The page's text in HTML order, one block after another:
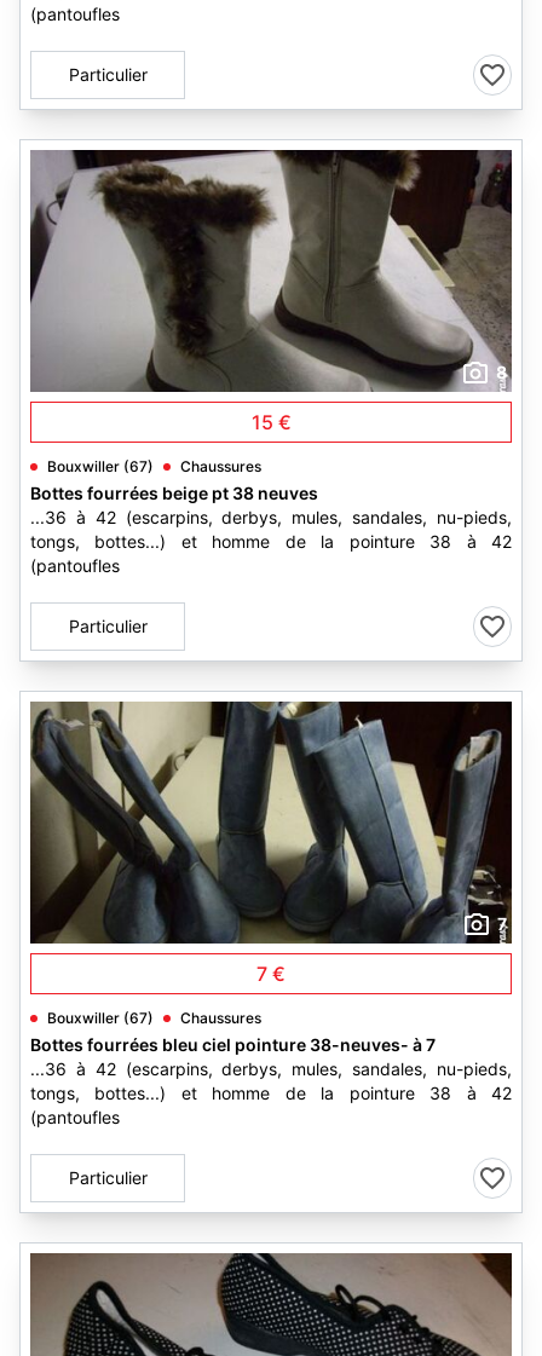
(pantoufles
Particulier
8
15 €
Bouxwiller (67) Chaussures
Bottes fourrées beige pt 38 neuves
...36 à 42 (escarpins, derbys, mules, sandales, nu-pieds,
tongs, bottes...) et homme de la pointure 38 à 42
(pantoufles
Particulier
7
7 €
Bouxwiller (67) Chaussures
Bottes fourrées bleu ciel pointure 38-neuves- à 7
...36 à 42 (escarpins, derbys, mules, sandales, nu-pieds,
tongs, bottes...) et homme de la pointure 38 à 42
(pantoufles
Particulier